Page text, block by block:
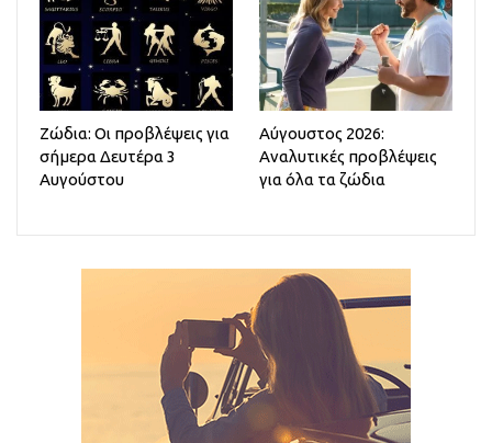
Ζώδια: Οι προβλέψεις για
σήμερα Δευτέρα 3
Αυγούστου
Αύγουστος 2026:
Αναλυτικές προβλέψεις
για όλα τα ζώδια